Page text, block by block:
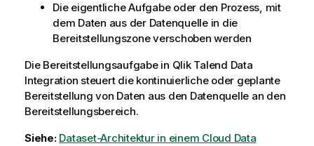
Die eigentliche Aufgabe oder den Prozess, mit
dem Daten aus der Datenquelle in die
Bereitstellungszone verschoben werden
Die Bereitstellungsaufgabe in Qlik Talend Data
Integration steuert die kontinuierliche oder geplante
Bereitstellung von Daten aus den Datenquelle an den
Bereitstellungsbereich.
Siehe: Dataset-Architektur in einem Cloud Data